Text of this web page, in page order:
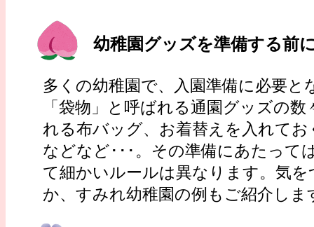
幼稚園グッズを準備する前
多くの幼稚園で、入園準備に必要と
「袋物」と呼ばれる通園グッズの
れる布バッグ、お着替えを入れてお
などなど･･･。その準備にあたって
て細かいルールは異なります。気
か、すみれ幼稚園の例もご紹介しま